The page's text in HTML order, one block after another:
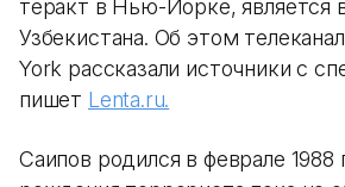
теракт в Нью-Йорке, является
Узбекистана. Об этом
York рассказали источники с
пишет Lenta.ru.
Саипов родился в феврале 1988